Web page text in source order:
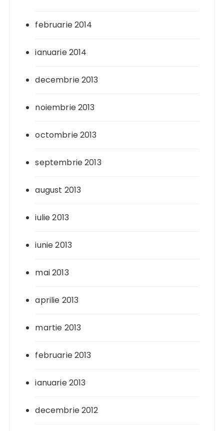
februarie 2014
ianuarie 2014
decembrie 2013
noiembrie 2013
octombrie 2013
septembrie 2013
august 2013
iulie 2013
iunie 2013
mai 2013
aprilie 2013
martie 2013
februarie 2013
ianuarie 2013
decembrie 2012